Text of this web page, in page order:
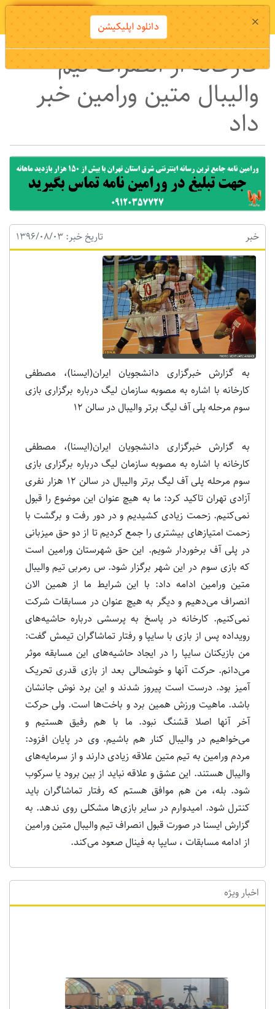
دانلود اپلیکیشن
کارخانه از انصراف تیم
والیبال متین ورامین خبر
داد
خبر تاریخ خبر: 1396/08/03
به گزارش خبرگزاری دانشجویان ایران(ایسنا)، مصطفی
کارخانه با اشاره به مصوبه سازمان لیگ درباره برگزاری بازی
سوم مرحله پلی آف لیگ برتر والیبال در سالن 12
به گزارش خبرگزاری دانشجویان ایران(ایسنا)، مصطفی
کارخانه با اشاره به مصوبه سازمان لیگ درباره برگزاری بازی
سوم مرحله پلی آف لیگ برتر والیبال در سالن 12 هزار نفری
آزادی تهران تاکید کرد: ما به هیچ عنوان این موضوع را قبول
نمی‌کنیم. زحمت زیادی کشیدیم و در دور رفت و برگشت با
زحمت امتیازهای بیشتری را جمع کردیم تا از دو حق میزبانی
در پلی آف برخوردار شویم. این حق شهرستان ورامین است
که بازی سوم در این شهر برگزار شود. س رمربی تیم والیبال
متین ورامین ادامه داد: با این شرایط ما از همین الان
انصراف می‌دهیم و دیگر به هیچ عنوان در مسابقات شرکت
نمی‌کنیم. کارخانه در پاسخ به پرسشی درباره حاشیه‌های
رویداده پس از بازی با سایپا و رفتار تماشاگران تیمش گفت:
من بازیکنان سایپا را در ایجاد حاشیه‌های این مسابقه موثر
می‌دانم. حرکت آنها و خوشحالی بعد از بازی قدری تحریک
آمیز بود. درست است پیروز شدند و این برد نوش جانشان
باشد. ماهیت ورزش همین برد و باخت‌ها است. ولی حرکت
آخر آنها اصلا قشنگ نبود. ما با هم رفیق هستیم و
می‌خواهیم در والیبال کنار هم باشیم. وی در پایان افزود:
مردم ورامین به تیم متین علاقه زیادی دارند و از سرمایه‌های
والیبال هستند. این عشق و علاقه نباید از بین برود یا سرکوب
شود. بله، من هم موافق هستم که رفتار تماشاگران باید
کنترل شود. امیدوارم در سایر بازی‌ها مشکلی روی ندهد. به
گزارش ایسنا در صورت قبول انصراف تیم والیبال متین ورامین
از ادامه مسابقات ، سایپا به فینال صعود می‌کند.
اخبار ویژه
× دانلود اپلیکیشن